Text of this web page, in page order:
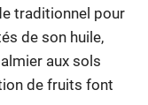
traditionnel pour
de son huile,
aux sols
de fruits font